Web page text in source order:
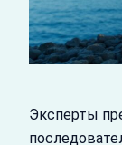
Эксперты